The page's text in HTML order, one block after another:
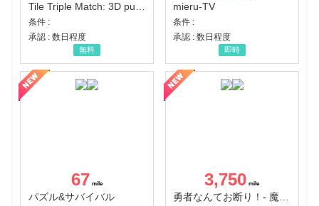
Tile Triple Match: 3D puzzle
条件 :
承認 : 数日程度
無料
mieru-TV
条件 :
承認 : 数日程度
即時
67
パズル&サバイバル
3,750